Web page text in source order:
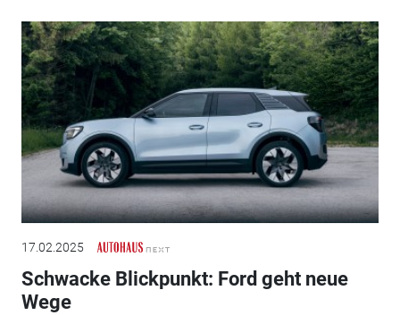
17.02.2025
Schwacke Blickpunkt: Ford geht neue
Wege